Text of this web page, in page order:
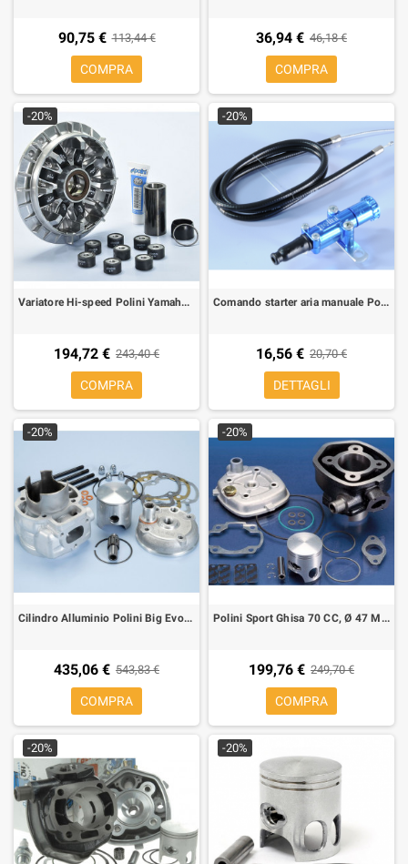
90,75 € 113,44 €
COMPRA
36,94 € 46,18 €
COMPRA
-20%
Variatore Hi-speed Polini Yamaha TMAX 530 17-
194,72 € 243,40 €
COMPRA
-20%
Comando starter aria manuale Polini blu completo di cavo per scooter
16,56 € 20,70 €
DETTAGLI
-20%
Cilindro Alluminio Polini Big Evolution 94 cc per Minarelli LC, ø 52 mm
435,06 € 543,83 €
COMPRA
-20%
Polini Sport Ghisa 70 CC, Ø 47 Minarelli Orizzontale H2O, sp. Ø 10
199,76 € 249,70 €
COMPRA
-20% -20%